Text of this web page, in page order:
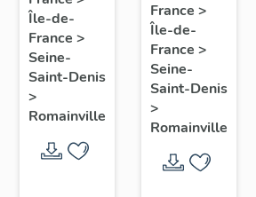
Danièle
Casanova
Île-de-
France >
Seine-
Saint-Denis
>
Romainville
Sainte-
Solange
France >
Île-de-
France >
Seine-
Saint-Denis
>
Romainville